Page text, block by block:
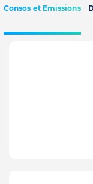
Consos et Emissions